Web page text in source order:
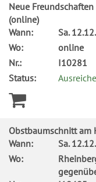
Neue
(online)
Wann:
Sa.
Wo:
online
Nr.:
I10281
Status:
Obstbaumschnitt am
Wann:
Sa.
Wo: